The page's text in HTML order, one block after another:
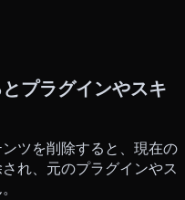
プラグインやスキ
ツを削除すると、現在の
れ、元のプラグインやス